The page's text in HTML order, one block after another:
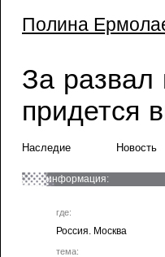
Полина
За развал
придется
Наследие Новость
информация:
где:
Россия. Москва
тема: